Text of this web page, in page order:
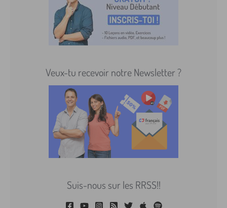
Veux-tu recevoir notre Newsletter ?
Suis-nous sur les RRSS!!